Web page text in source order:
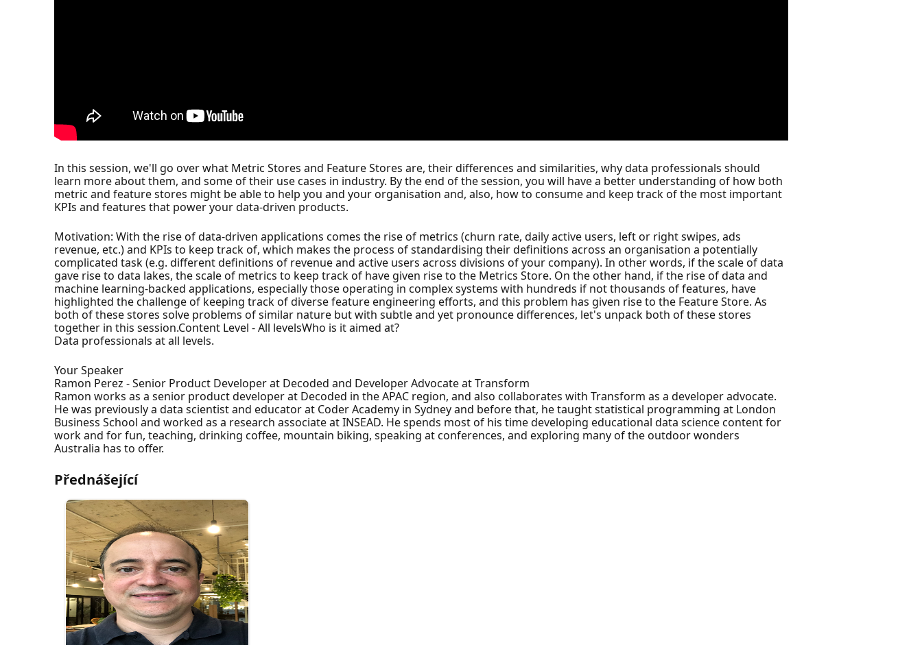
In this session, we'll go over what Metric Stores and Feature Stores are, their differences and similarities, why data professionals should
learn more about them, and some of their use cases in industry. By the end of the session, you will have a better understanding of how both
metric and feature stores might be able to help you and your organisation and, also, how to consume and keep track of the most important
KPIs and features that power your data-driven products.
Motivation: With the rise of data-driven applications comes the rise of metrics (churn rate, daily active users, left or right swipes, ads
revenue, etc.) and KPIs to keep track of, which makes the process of standardising their definitions across an organisation a potentially
complicated task (e.g. different definitions of revenue and active users across divisions of your company). In other words, if the scale of data
gave rise to data lakes, the scale of metrics to keep track of have given rise to the Metrics Store. On the other hand, if the rise of data and
machine learning-backed applications, especially those operating in complex systems with hundreds if not thousands of features, have
highlighted the challenge of keeping track of diverse feature engineering efforts, and this problem has given rise to the Feature Store. As
both of these stores solve problems of similar nature but with subtle and yet pronounce differences, let's unpack both of these stores
together in this session.Content Level - All levelsWho is it aimed at?
Data professionals at all levels.
Your Speaker
Ramon Perez - Senior Product Developer at Decoded and Developer Advocate at Transform
Ramon works as a senior product developer at Decoded in the APAC region, and also collaborates with Transform as a developer advocate.
He was previously a data scientist and educator at Coder Academy in Sydney and before that, he taught statistical programming at London
Business School and worked as a research associate at INSEAD. He spends most of his time developing educational data science content for
work and for fun, teaching, drinking coffee, mountain biking, speaking at conferences, and exploring many of the outdoor wonders
Australia has to offer.
Přednášející